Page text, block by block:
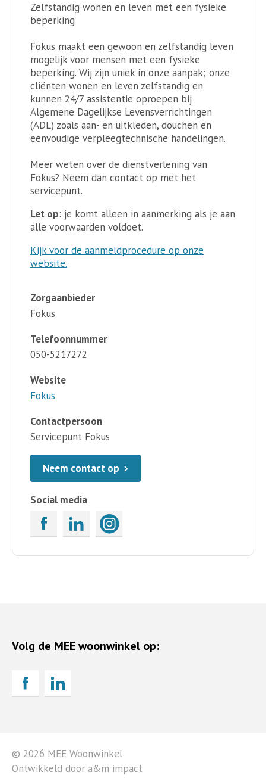
Zelfstandig wonen en leven met een fysieke
beperking
Fokus maakt een gewoon en zelfstandig leven
mogelijk voor mensen met een fysieke
beperking. Wij zijn uniek in onze aanpak; onze
cliënten wonen en leven zelfstandig en
kunnen 24/7 assistentie oproepen bij
Algemene Dagelijkse Levensverrichtingen
(ADL) zoals aan- en uitkleden, douchen en
eenvoudige verpleegtechnische handelingen.
Meer weten over de dienstverlening van
Fokus? Neem dan contact op met het
servicepunt.
Let op: je komt alleen in aanmerking als je aan
alle voorwaarden voldoet.
Kijk voor de aanmeldprocedure op onze
website.
Zorgaanbieder
Fokus
Telefoonnummer
050-5217272
Website
Fokus
Contactpersoon
Servicepunt Fokus
Neem contact op
Social media
Volg de MEE woonwinkel op:
© 2026 MEE Woonwinkel
Ontwikkeld door a&m impact